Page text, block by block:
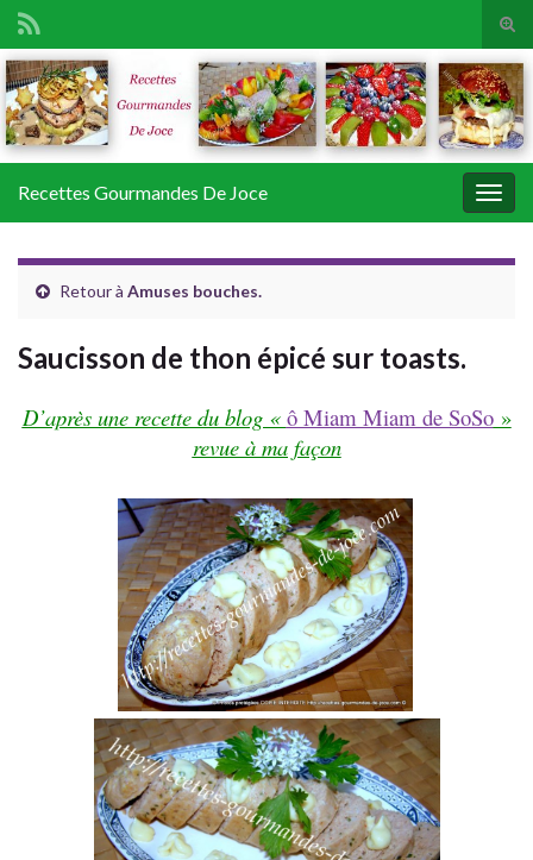
Search for:
Recettes Gourmandes De Joce
Retour à Amuses bouches.
Saucisson de thon épicé sur toasts.
D’après une recette du blog « ô Miam Miam de SoSo»
revue à ma façon